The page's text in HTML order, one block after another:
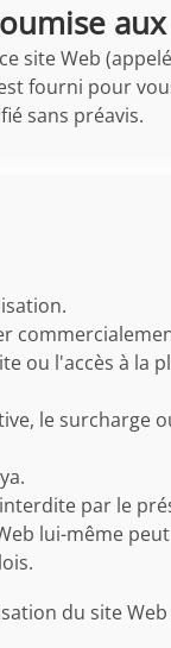
site Web
fourni pour
sans préavis.
ou l'accès à la
le surcharge
par le
lui-même
du site